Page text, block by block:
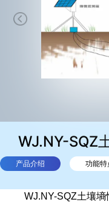
WJ.NY-SQZ
产品介绍 功能特
WJ.NY-SQZ土壤